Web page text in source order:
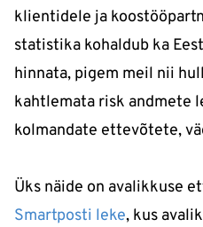
klientidele ja
statistika kohaldub ka
hinnata, pigem meil nii
kahtlemata risk andmete
kolmandate ettevõtete,
Üks näide on avalikkuse
Smartposti leke, kus